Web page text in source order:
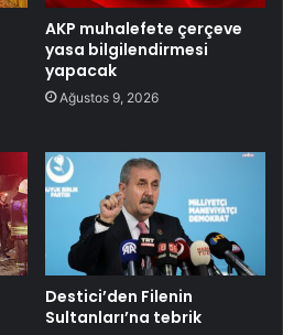
AKP muhalefete çerçeve
yasa bilgilendirmesi
yapacak
Ağustos 9, 2026
Destici’den Filenin
Sultanları’na tebrik